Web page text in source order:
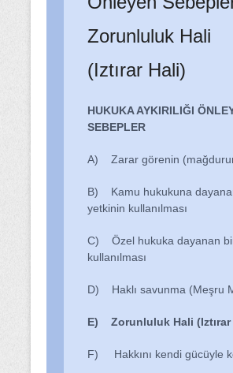
Zorunluluk Hali
(Iztırar Hali)
HUKUKA AYKIRILIĞI
SEBEPLER
A) Zarar görenin
B) Kamu hukukuna
yetkinin kullanılması
C) Özel hukuka dayanan
kullanılması
D) Haklı savunma (Meşru
E) Zorunluluk Hali (Iztırar
F) Hakkını kendi gücüyle